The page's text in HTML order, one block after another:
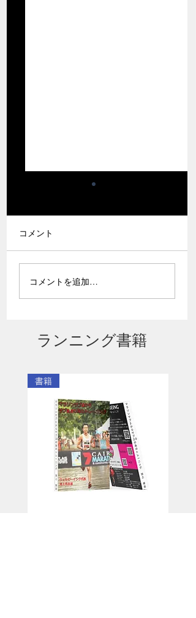
突然ですが、西暦2026
年、皇紀2686年9月の大
型連休のご予定はすでに
決まっておりますでしょ
ちらの情報はお役に立て
ません。今回は今年の9月
非常に有意義な時間を花
解説系ランチューバー3名
と過ごしたい、ついでに
アジア大会で銅メダルを
獲得したことがある陸上
選手と過ごしたいという
方の為の案内で
コメント
コメントを追加…
ランニング書籍
書籍